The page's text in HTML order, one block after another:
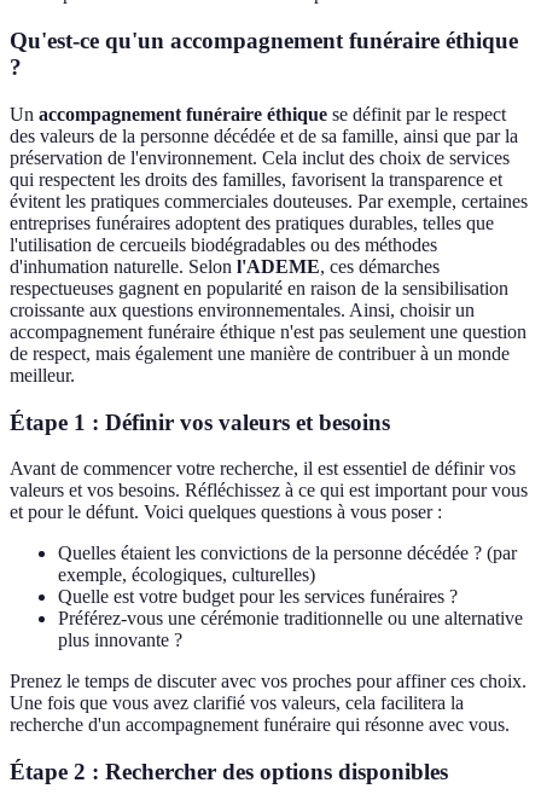
Qu'est-ce qu'un accompagnement funéraire éthique
?
Un accompagnement funéraire éthique se définit par le respect
des valeurs de la personne décédée et de sa famille, ainsi que par la
préservation de l'environnement. Cela inclut des choix de services
qui respectent les droits des familles, favorisent la transparence et
évitent les pratiques commerciales douteuses. Par exemple, certaines
entreprises funéraires adoptent des pratiques durables, telles que
l'utilisation de cercueils biodégradables ou des méthodes
d'inhumation naturelle. Selon l'ADEME, ces démarches
respectueuses gagnent en popularité en raison de la sensibilisation
croissante aux questions environnementales. Ainsi, choisir un
accompagnement funéraire éthique n'est pas seulement une question
de respect, mais également une manière de contribuer à un monde
meilleur.
Étape 1 : Définir vos valeurs et besoins
Avant de commencer votre recherche, il est essentiel de définir vos
valeurs et vos besoins. Réfléchissez à ce qui est important pour vous
et pour le défunt. Voici quelques questions à vous poser :
Quelles étaient les convictions de la personne décédée ? (par
exemple, écologiques, culturelles)
Quelle est votre budget pour les services funéraires ?
Préférez-vous une cérémonie traditionnelle ou une alternative
plus innovante ?
Prenez le temps de discuter avec vos proches pour affiner ces choix.
Une fois que vous avez clarifié vos valeurs, cela facilitera la
recherche d'un accompagnement funéraire qui résonne avec vous.
Étape 2 : Rechercher des options disponibles